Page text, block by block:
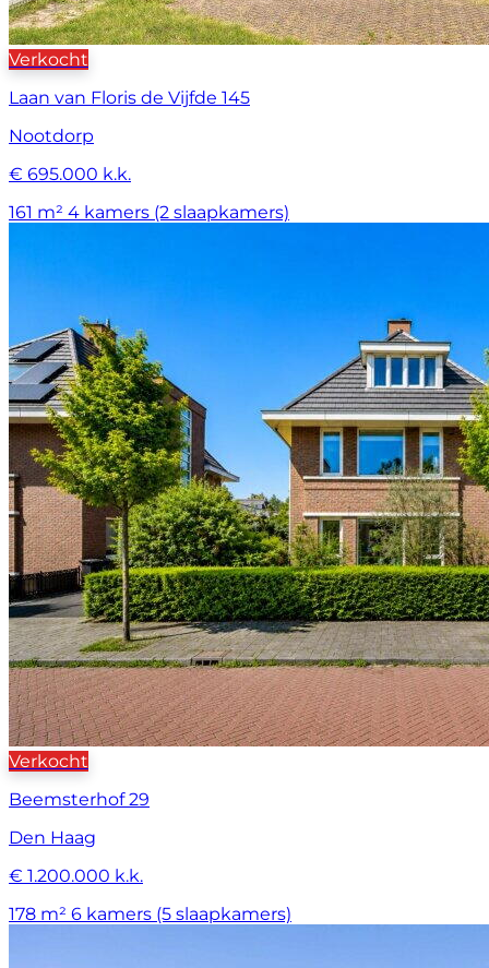
Verkocht
Laan van Floris de Vijfde 145
Nootdorp
€ 695.000 k.k.
161 m² 4 kamers (2 slaapkamers)
Verkocht
Beemsterhof 29
Den Haag
€ 1.200.000 k.k.
178 m² 6 kamers (5 slaapkamers)